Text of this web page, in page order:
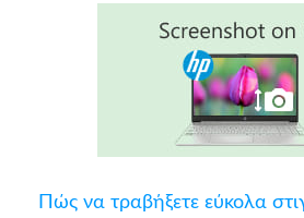
Πώς να τραβήξετε εύκολα